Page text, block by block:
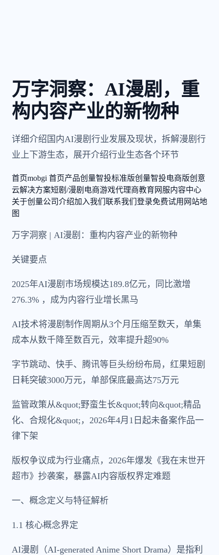
万字洞察：AI漫剧，重
构内容产业的新物种
详细介绍国内AI漫剧行业发展及现状，拆解漫剧行
业上下游生态，展开介绍行业生态各个环节
首页mobgi 首页产品创量智投标准版创量智投电商版创意
云解决方案短剧/漫剧 电商游戏代理商教育 网服内容中心
关于创量公司介绍加入我们 联系我们 登录免费试用 网站地
图
万字洞察 | AI漫剧：重构内容产业的新物种
关键要点
2025年AI漫剧市场规模达189.8亿元，同比激增
276.3% ，成为内容行业增长黑马
AI技术将漫剧制作周期从3个月压缩至数天，单集
成本从数千降至数百元，效率提升超90%
字节跳动、快手、腾讯等巨头纷纷布局，红果短剧
日耗突破3000万元，单部保底最高达75万元
监管政策从&quot;野蛮生长&quot;转向&quot;精品
化、合规化&quot;，2026年4月1日起未备案作品一
律下架
版权争议成为行业痛点，2026年爆发《我在末世开
超市》抄袭案，暴露AI内容版权界定难题
一、概念定义与特征解析
1.1 核心概念界定
AI漫剧（AI-generated Anime Short Drama）是指利